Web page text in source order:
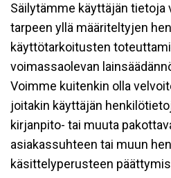
Säilytämme käyttäjän tietoja
tarpeen yllä määriteltyjen
käyttötarkoitusten
voimassaolevan
Voimme kuitenkin olla
joitakin käyttäjän
kirjanpito- tai muuta
asiakassuhteen tai muun
käsittelyperusteen